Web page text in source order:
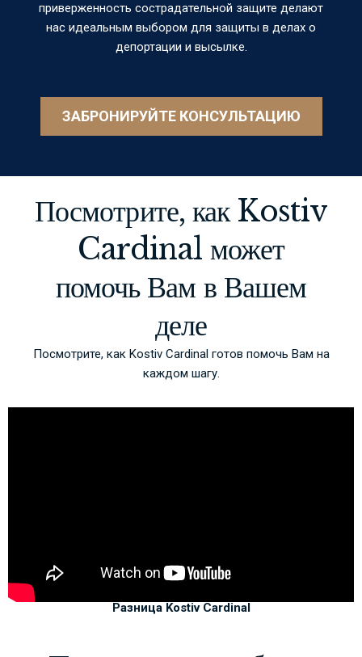
приверженность сострадательной защите делают
нас идеальным выбором для защиты в делах о
депортации и высылке.
ЗАБРОНИРУЙТЕ КОНСУЛЬТАЦИЮ
Посмотрите, как Kostiv
Cardinal может
помочь Вам в Вашем
деле
Посмотрите, как Kostiv Cardinal готов помочь Вам на
каждом шагу.
Разница Kostiv Cardinal